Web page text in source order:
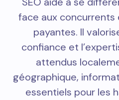
face aux
payantes. Il
confiance et
attendus
géographique,
essentiels pour les